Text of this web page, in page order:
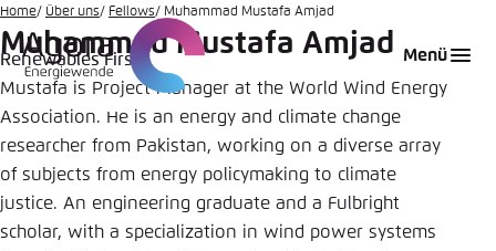
Zum
Hauptinhalt
gehen
Menü
Home Über uns Fellows Muhammad Mustafa Amjad
Muhammad Mustafa Amjad
Renewables First
Mustafa is Project Manager at the World Wind Energy
Association. He is an energy and climate change
researcher from Pakistan, working on a diverse array
of subjects from energy policymaking to climate
justice. An engineering graduate and a Fulbright
scholar, with a specialization in wind power systems
Login
Melden Sie sich an um ..., ... und ... zu verwalten.
Benutzername*
Sprache auswählen
Englisch
Deutsch
Agora Think Tanks
Erscheinungsbild der Webseite
Diese Webseite passt ihr Farbschema basierend
auf Ihren Einstellungen an. Wählen Sie aus,
welches Farbschema Sie für diese Webseite
verwenden möchten.